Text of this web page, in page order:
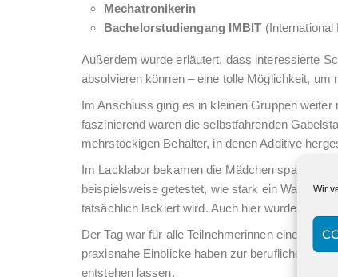
Wir
Mechatronikerin
Bachelorstudiengang IMBIT
Außerdem wurde erläutert, dass interessierte
absolvieren können – eine tolle Möglichkeit, um
Im Anschluss ging es in kleinen Gruppen
faszinierend waren die selbstfahrenden
mehrstöckigen Behälter, in denen Additive
Im Lacklabor bekamen die Mädchen
beispielsweise getestet, wie stark ein
tatsächlich lackiert wird. Auch hier wurde
Der Tag war für alle Teilnehmerinnen eine
praxisnahe Einblicke haben zur beruflichen
entstehen lassen.